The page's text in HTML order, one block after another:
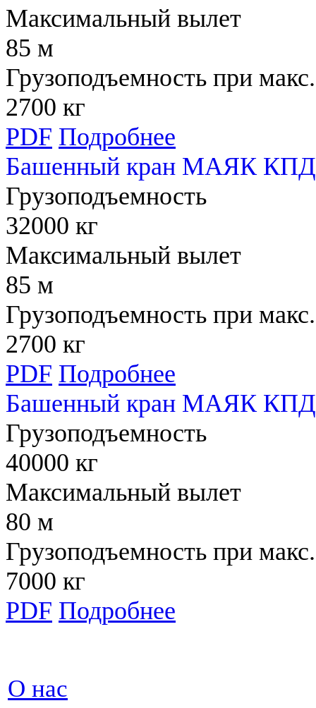
Максимальный вылет
85 м
Грузоподъемность при
2700 кг
PDF Подробнее
Башенный кран МАЯК КПД
Грузоподъемность
32000 кг
Максимальный вылет
85 м
Грузоподъемность при
2700 кг
PDF Подробнее
Башенный кран МАЯК КПД
Грузоподъемность
40000 кг
Максимальный вылет
80 м
Грузоподъемность при
7000 кг
PDF Подробнее
О нас